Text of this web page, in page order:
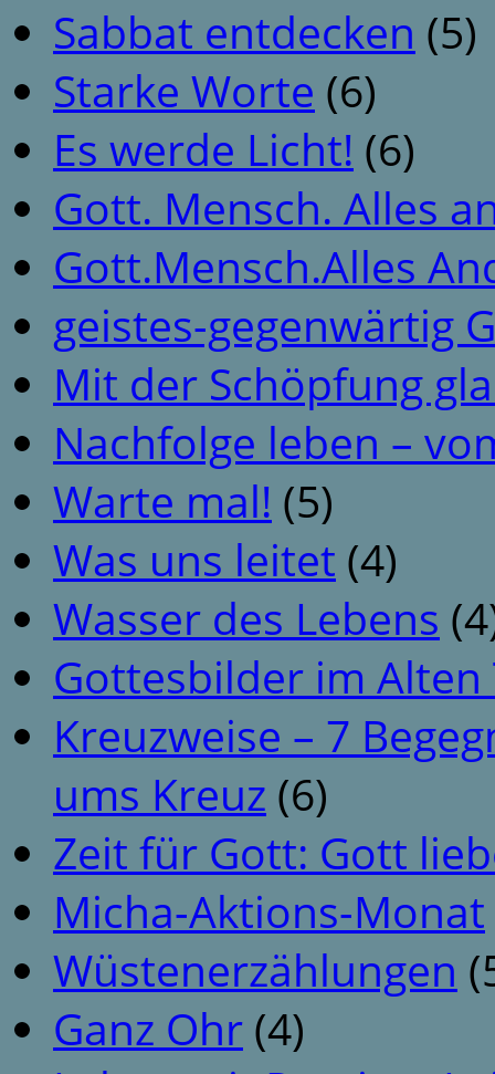
Sabbat entdecken (5)
Starke Worte (6)
Es werde Licht! (6)
Gott. Mensch. Alles
Gott.Mensch.Alles
geistes-gegenwärtig
Mit der Schöpfung
Nachfolge leben –
Warte mal! (5)
Was uns leitet (4)
Wasser des Lebens
Gottesbilder im
Kreuzweise – 7
ums Kreuz (6)
Zeit für Gott: Gott
Micha-Aktions-Monat
Wüstenerzählungen
Ganz Ohr (4)